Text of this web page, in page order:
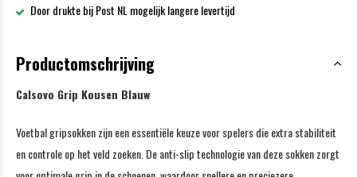
Door drukte bij Post NL mogelijk langere levertijd
Productomschrijving
Calsovo Grip Kousen Blauw
Voetbal gripsokken zijn een essentiële keuze voor spelers die extra stabiliteit
en controle op het veld zoeken. De anti-slip technologie van deze sokken zorgt